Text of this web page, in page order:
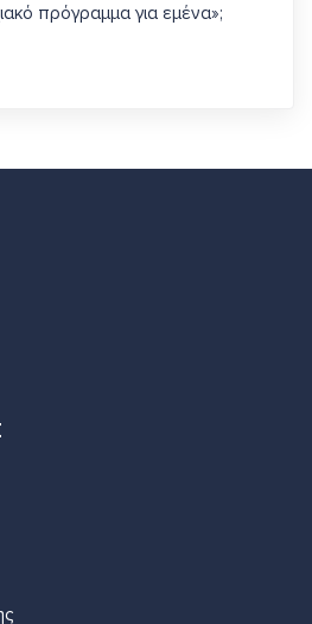
πρόγραμμα για εμένα»;